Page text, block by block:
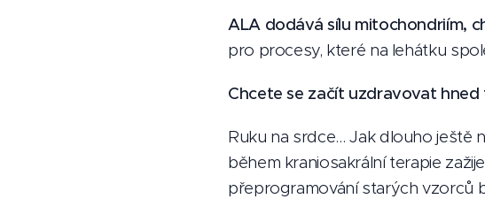
ALA dodává sílu mitochondriím,
pro procesy, které na lehátku
Chcete se začít uzdravovat hned
Ruku na srdce… Jak dlouho ještě
během kraniosakrální terapie
přeprogramování starých vzorců